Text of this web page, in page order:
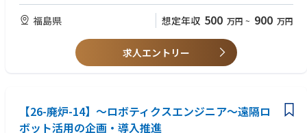
担当業務における優先順位付けや進め方の判断は一定の裁量を持って進め
や業務改善を主導していただくことを期待しています。
全体の運営を支える実感を得られる環境です。
・業務改善手法（業務標準化、プロセス改善、IT活用）に関する知識
・データ分析スキル（Excel関数、ピボットテーブル等を活用した分析能
行政対応関連
・業務プロセスの標準化や効率化に向けた改善施策を企画・推進する
日々の運営を支えるだけでなく、持続的に機能する組織づくりにも携わる
ことができる環境です。
■責任・期待される役割
います。
～具体的には～
方）
・礼節を重んじ、信頼関係を大切にできる方
・廃炉事業に意義を感じ、貢献意欲を持って取り組める方
～経験～以下①〜③を満たし、かつ④のいずれかに該当する方
② PowerPoint、Excel等を用いて、業務内容や課題を整理・可視化し、説
明した経験
③ 社会人経験3年以上
福島県 想定年収 500 万円 ~ 900 万円
求人エントリー
【26-廃炉-14】～ロボティクスエンジニア～遠隔ロ
ボット活用の企画・導入推進